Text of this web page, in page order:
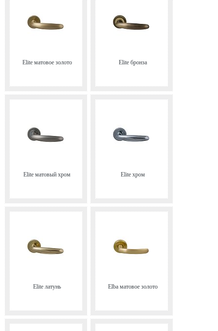
Elite матовое золото Elite бронза
Elite матовый хром Elite хром
Elite латунь Elba матовое золото